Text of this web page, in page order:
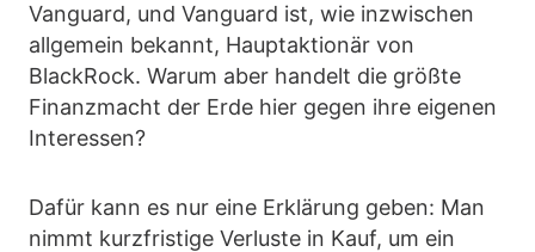
Vanguard, und Vanguard ist, wie inzwischen
allgemein bekannt, Hauptaktionär von
BlackRock. Warum aber handelt die größte
Finanzmacht der Erde hier gegen ihre eigenen
Interessen?
Dafür kann es nur eine Erklärung geben: Man
nimmt kurzfristige Verluste in Kauf, um ein